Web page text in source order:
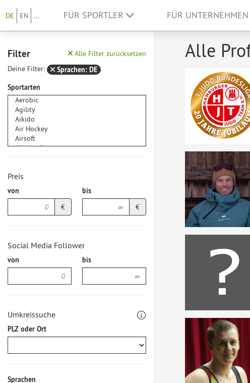
DE EN ... FÜR SPORTLER FÜR UNTERNEHMEN
Alle Filter zurücksetzen
Filter
Deine Filter:
Sprachen: DE
Sportarten
Preis
von
€
bis
€
Social Media Follower
von bis
Umkreissuche
PLZ oder Ort
Sprachen
Alle